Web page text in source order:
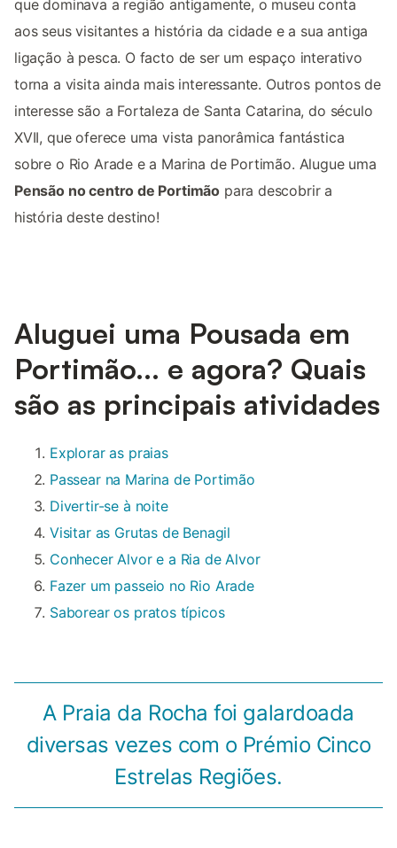
que dominava a região antigamente, o museu conta
aos seus visitantes a história da cidade e a sua antiga
ligação à pesca. O facto de ser um espaço interativo
torna a visita ainda mais interessante. Outros pontos de
interesse são a Fortaleza de Santa Catarina, do século
XVII, que oferece uma vista panorâmica fantástica
sobre o Rio Arade e a Marina de Portimão. Alugue uma
Pensão no centro de Portimão para descobrir a
história deste destino!
Aluguei uma Pousada em
Portimão... e agora? Quais
são as principais atividades
Explorar as praias
Passear na Marina de Portimão
Divertir-se à noite
Visitar as Grutas de Benagil
Conhecer Alvor e a Ria de Alvor
Fazer um passeio no Rio Arade
Saborear os pratos típicos
A Praia da Rocha foi galardoada
diversas vezes com o Prémio Cinco
Estrelas Regiões.